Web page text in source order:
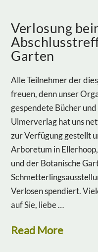
Verlosung
Garten
Alle Teilnehmer der
freuen, denn unser
gespendete Bücher
Ulmerverlag hat uns
zur Verfügung gestellt
Arboretum in
und der Botanische
Verlosen spendiert.
auf Sie, liebe …
Read More